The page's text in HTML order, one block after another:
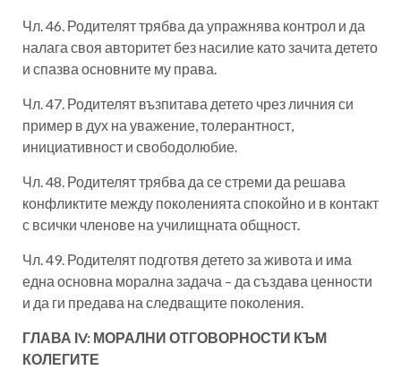
Чл. 46. Родителят трябва да упражнява контрол и да
налага своя авторитет без насилие като зачита детето
и спазва основните му права.
Чл. 47. Родителят възпитава детето чрез личния си
пример в дух на уважение, толерантност,
инициативност и свободолюбие.
Чл. 48. Родителят трябва да се стреми да решава
конфликтите между поколенията спокойно и в контакт
с всички членове на училищната общност.
Чл. 49. Родителят подготвя детето за живота и има
една основна морална задача – да създава ценности
и да ги предава на следващите поколения.
ГЛАВА ІV: МОРАЛНИ ОТГОВОРНОСТИ КЪМ
КОЛЕГИТЕ